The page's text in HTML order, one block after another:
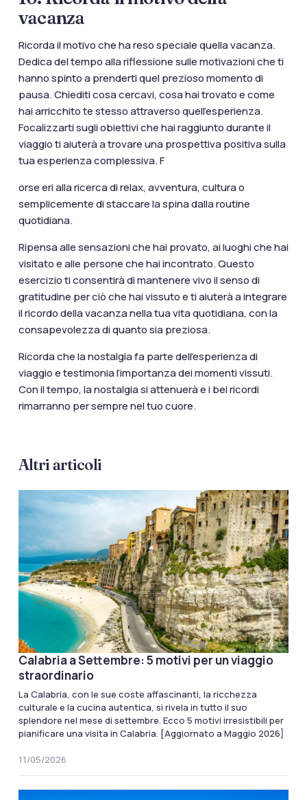
vacanza
Ricorda il motivo che ha reso speciale quella vacanza.
Dedica del tempo alla riflessione sulle motivazioni che ti
hanno spinto a prenderti quel prezioso momento di
pausa. Chiediti cosa cercavi, cosa hai trovato e come
hai arricchito te stesso attraverso quell’esperienza.
Focalizzarti sugli obiettivi che hai raggiunto durante il
viaggio ti aiuterà a trovare una prospettiva positiva sulla
tua esperienza complessiva. F
orse eri alla ricerca di relax, avventura, cultura o
semplicemente di staccare la spina dalla routine
quotidiana.
Ripensa alle sensazioni che hai provato, ai luoghi che hai
visitato e alle persone che hai incontrato. Questo
esercizio ti consentirà di mantenere vivo il senso di
gratitudine per ciò che hai vissuto e ti aiuterà a integrare
il ricordo della vacanza nella tua vita quotidiana, con la
consapevolezza di quanto sia preziosa.
Ricorda che la nostalgia fa parte dell’esperienza di
viaggio e testimonia l’importanza dei momenti vissuti.
Con il tempo, la nostalgia si attenuerà e i bei ricordi
rimarranno per sempre nel tuo cuore.
Altri articoli
Calabria a Settembre: 5 motivi per un viaggio
straordinario
La Calabria, con le sue coste affascinanti, la ricchezza
culturale e la cucina autentica, si rivela in tutto il suo
splendore nel mese di settembre. Ecco 5 motivi irresistibili per
pianificare una visita in Calabria. [Aggiornato a Maggio 2026]
11/05/2026